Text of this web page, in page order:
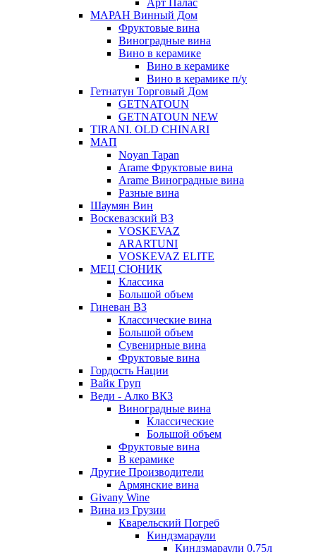
Арт Палас
МАРАН Винный Дом
Фруктовые вина
Виноградные вина
Вино в керамике
Вино в керамике
Вино в керамике п/у
Гетнатун Торговый Дом
GETNATOUN
GETNATOUN NEW
TIRANI. OLD CHINARI
МАП
Noyan Tapan
Arame Фруктовые вина
Arame Виноградные вина
Разные вина
Шаумян Вин
Воскевазский ВЗ
VOSKEVAZ
ARARTUNI
VOSKEVAZ ELITE
МЕЦ СЮНИК
Классика
Большой объем
Гиневан ВЗ
Классические вина
Большой объем
Сувенирные вина
Фруктовые вина
Гордость Нации
Вайк Груп
Веди - Алко ВКЗ
Виноградные вина
Классические
Большой объем
Фруктовые вина
В керамике
Другие Производители
Армянские вина
Givany Wine
Вина из Грузии
Кварельский Погреб
Киндзмараули
Киндзмараули 0,75л